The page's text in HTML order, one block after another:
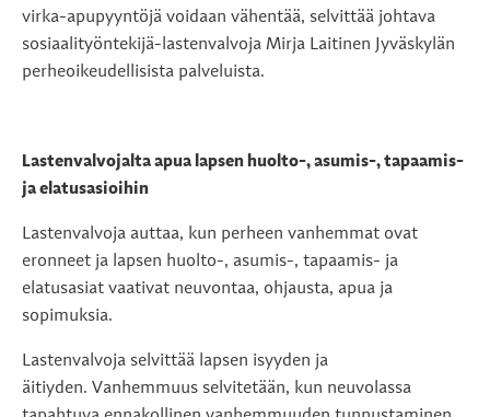
virka-apupyyntöjä voidaan vähentää, selvittää johtava
sosiaalityöntekijä-lastenvalvoja Mirja Laitinen Jyväskylän
perheoikeudellisista palveluista.
Lastenvalvojalta apua lapsen huolto-, asumis-, tapaamis-
ja elatusasioihin
Lastenvalvoja auttaa, kun perheen vanhemmat ovat
eronneet ja lapsen huolto-, asumis-, tapaamis- ja
elatusasiat vaativat neuvontaa, ohjausta, apua ja
sopimuksia.
Lastenvalvoja selvittää lapsen isyyden ja
äitiyden. Vanhemmuus selvitetään, kun neuvolassa